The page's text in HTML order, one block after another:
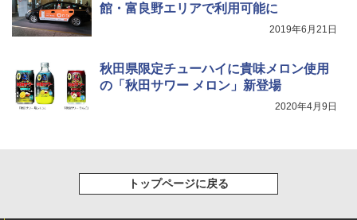
館・富良野エリアで利用可能に
2019年6月21日
秋田県限定チューハイに貴味メロン使用
の「秋田サワー メロン」新登場
2020年4月9日
トップページに戻る